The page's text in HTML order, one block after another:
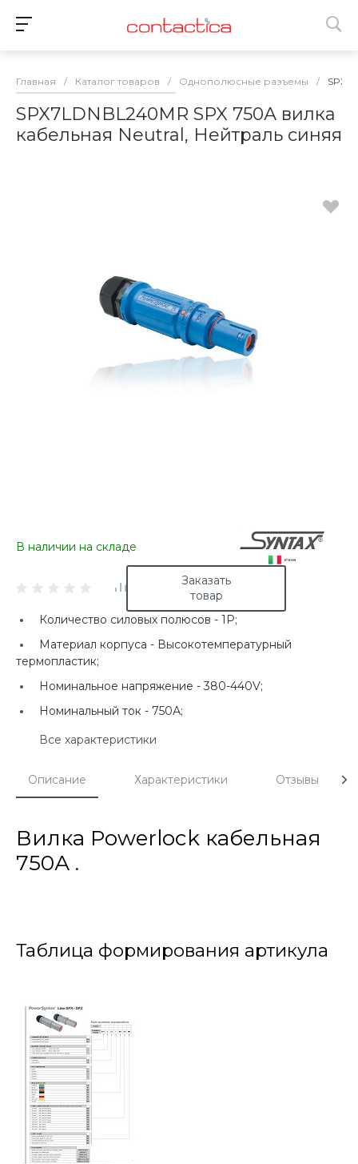
Главная / Каталог товаров / Однополюсные разъемы /
SPX7LDNBL240MR SPX 750А вилка
кабельная Neutral, Нейтраль cиняя
В наличии на складе
Заказать
товар
Количество силовых полюсов - 1P;
Материал корпуса - Высокотемпературный
термопластик;
Номинальное напряжение - 380-440V;
Номинальный ток - 750А;
Все характеристики
Описание Характеристики Отзывы
Вилка Powerlock кабельная
750А .
Таблица формирования артикула